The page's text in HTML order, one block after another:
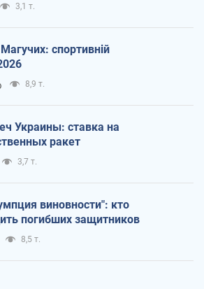
3,1 т.
спортивній
8,9 т.
Украины: ставка на
ракет
3,7 т.
виновности": кто
погибших защитников
8,5 т.